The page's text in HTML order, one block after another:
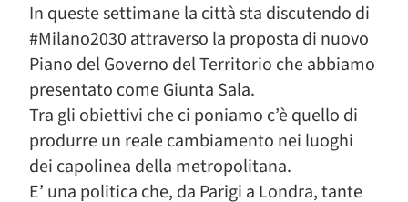
In queste settimane la città sta discutendo di
#Milano2030 attraverso la proposta di nuovo
Piano del Governo del Territorio che abbiamo
presentato come Giunta Sala.
Tra gli obiettivi che ci poniamo c’è quello di
produrre un reale cambiamento nei luoghi
dei capolinea della metropolitana.
E’ una politica che, da Parigi a Londra, tante